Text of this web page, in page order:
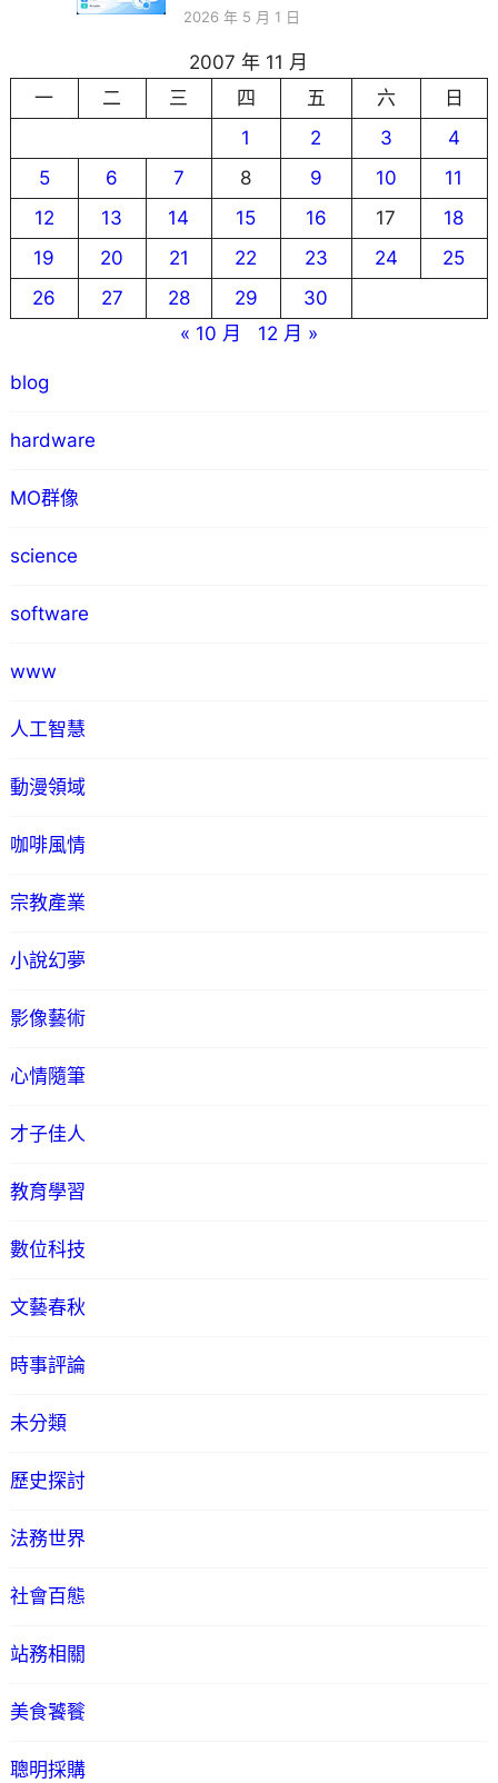
2026 年 5 月 1 日
2007 年 11 月
一
二 三 四 五 六
日
1
2 3
4
5
6 7 8 9 10
11
12
13 14 15 16 17
18
19
20 21 22 23 24
25
26
27 28 29
30
« 10 月
12 月 »
blog
hardware
MO群像
science
software
www
人工智慧
動漫領域
咖啡風情
宗教產業
小說幻夢
影像藝術
心情隨筆
才子佳人
教育學習
數位科技
文藝春秋
時事評論
未分類
歷史探討
法務世界
社會百態
站務相關
美食饕餮
聰明採購